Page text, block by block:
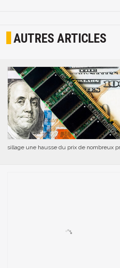
AUTRES ARTICLES
sillage une hausse du prix de nombreux